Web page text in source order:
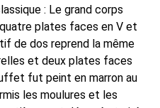
: Le grand corps
plates faces en V et
de dos reprend la même
et deux plates faces
fut peint en marron au
les moulures et les